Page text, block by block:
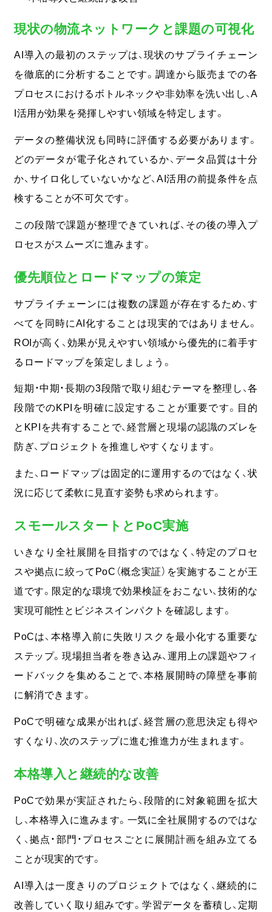
現状の物流ネットワークと課題の可視化
AI導入の最初のステップは、現状のサプライチェーン
を徹底的に分析することです。調達から販売までの各
プロセスにおけるボトルネックや非効率を洗い出し、A
I活用が効果を発揮しやすい領域を特定します。
データの整備状況も同時に評価する必要があります。
どのデータが電子化されているか、データ品質は十分
か、サイロ化していないかなど、AI活用の前提条件を点
検することが不可欠です。
この段階で課題が整理できていれば、その後の導入プ
ロセスがスムーズに進みます。
優先順位とロードマップの策定
サプライチェーンには複数の課題が存在するため、す
べてを同時にAI化することは現実的ではありません。
ROIが高く、効果が見えやすい領域から優先的に着手す
るロードマップを策定しましょう。
短期・中期・長期の3段階で取り組むテーマを整理し、各
段階でのKPIを明確に設定することが重要です。 目的
とKPIを共有することで、経営層と現場の認識のズレを
防ぎ、プロジェクトを推進しやすくなります。
また、ロードマップは固定的に運用するのではなく、状
況に応じて柔軟に見直す姿勢も求められます。
スモールスタートとPoC実施
いきなり全社展開を目指すのではなく、特定のプロセ
スや拠点に絞ってPoC（概念実証）を実施することが王
道です。限定的な環境で効果検証をおこない、技術的な
実現可能性とビジネスインパクトを確認します。
PoCは、本格導入前に失敗リスクを最小化する重要な
ステップ。現場担当者を巻き込み、運用上の課題やフィ
ードバックを集めることで、本格展開時の障壁を事前
に解消できます。
PoCで明確な成果が出れば、経営層の意思決定も得や
すくなり、次のステップに進む推進力が生まれます。
本格導入と継続的な改善
PoCで効果が実証されたら、段階的に対象範囲を拡大
し、本格導入に進みます。一気に全社展開するのではな
く、拠点・部門・プロセスごとに展開計画を組み立てる
ことが現実的です。
AI導入は一度きりのプロジェクトではなく、継続的に
改善していく取り組みです。学習データを蓄積し、定期